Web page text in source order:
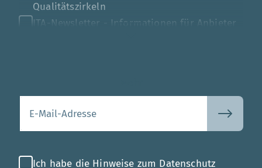
Qualitätszirkeln
ITA-Newsletter - Informationen für Anbieter
Ich habe die Hinweise zum Datenschutz